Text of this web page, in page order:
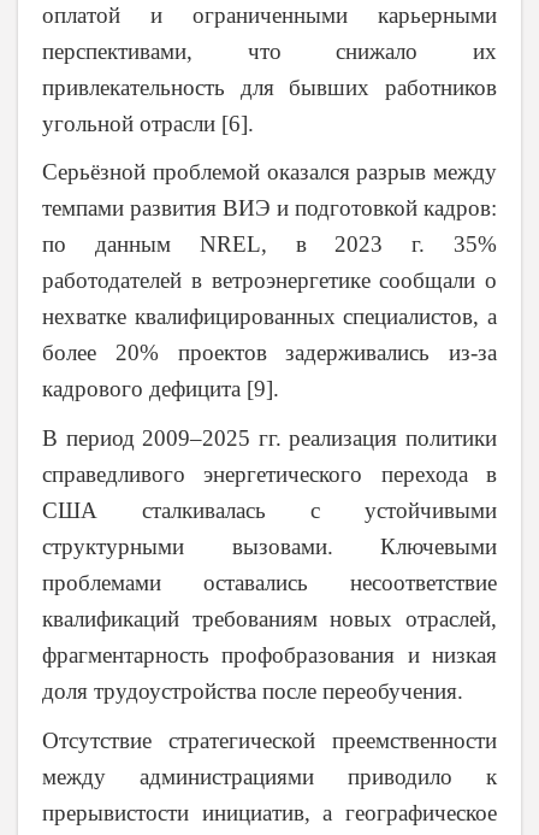
оплатой и ограниченными карьерными
перспективами, что снижало их
привлекательность для бывших работников
угольной отрасли [6].
Серьёзной проблемой оказался разрыв между
темпами развития ВИЭ и подготовкой кадров:
по данным NREL, в 2023 г. 35%
работодателей в ветроэнергетике сообщали о
нехватке квалифицированных специалистов, а
более 20% проектов задерживались из-за
кадрового дефицита [9].
В период 2009–2025 гг. реализация политики
справедливого энергетического перехода в
США сталкивалась с устойчивыми
структурными вызовами. Ключевыми
проблемами оставались несоответствие
квалификаций требованиям новых отраслей,
фрагментарность профобразования и низкая
доля трудоустройства после переобучения.
Отсутствие стратегической преемственности
между администрациями приводило к
прерывистости инициатив, а географическое